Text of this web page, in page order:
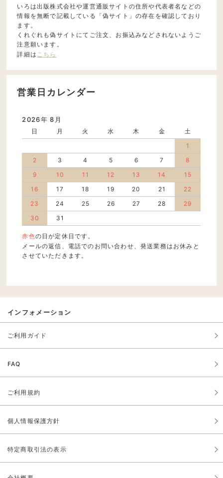
いろは出版株式会社や運営通販サイトの住所や代表者名などの
情報を無断で記載している「偽サイト」の存在を確認しており
ます。
くれぐれも偽サイトにてご注文、お振込みなどされないようご
注意願います。
詳細は こちら
営業日カレンダー
2026年 8月
日 月 火 水 木 金
土
1
2
3 4 5 6 7
8
9
10 11 12 13 14
15
16
17 18 19 20 21
22
23
24 25 26 27 28
29
30
31
赤色の日が定休日です。
メールの返信、電話でのお問い合わせ、発送業務はお休みと
させていただきます。
インフォメーション
ご利用ガイド
FAQ
ご利用規約
個人情報保護方針
特定商取引法の表示